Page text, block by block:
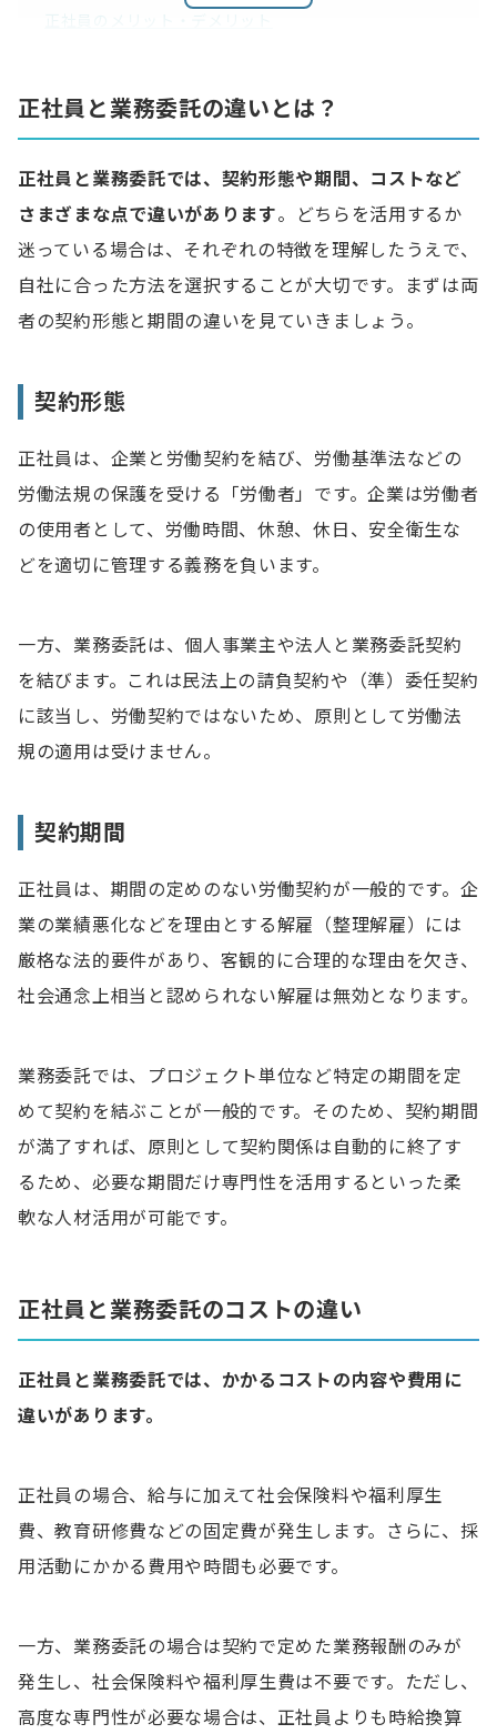
正社員のデメリット
業務委託のメリット・デメリット
業務委託のメリット
業務委託のデメリット
正社員雇用と業務委託契約、どちらを選ぶべきか
業務委託を選んだ方が良いケース
正社員と業務委託に関するよくある質問
Q1.正社員と業務委託はどちらがコストを抑えられま
すか？
Q2.正社員一人当たりの人件費の内訳を教えてくださ
正社員と業務委託の違いとは？
正社員と業務委託では、契約形態や期間、コストなど
さまざまな点で違いがあります。どちらを活用するか
迷っている場合は、それぞれの特徴を理解したうえで、
自社に合った方法を選択することが大切です。まずは両
者の契約形態と期間の違いを見ていきましょう。
契約形態
正社員は、企業と労働契約を結び、労働基準法などの
労働法規の保護を受ける「労働者」です。企業は労働者
の使用者として、労働時間、休憩、休日、安全衛生な
どを適切に管理する義務を負います。
一方、業務委託は、個人事業主や法人と業務委託契約
を結びます。これは民法上の請負契約や（準）委任契約
に該当し、労働契約ではないため、原則として労働法
規の適用は受けません。
契約期間
正社員は、期間の定めのない労働契約が一般的です。企
業の業績悪化などを理由とする解雇（整理解雇）には
厳格な法的要件があり、客観的に合理的な理由を欠き、
社会通念上相当と認められない解雇は無効となります。
業務委託では、プロジェクト単位など特定の期間を定
めて契約を結ぶことが一般的です。そのため、契約期間
が満了すれば、原則として契約関係は自動的に終了す
るため、必要な期間だけ専門性を活用するといった柔
軟な人材活用が可能です。
正社員と業務委託のコストの違い
正社員と業務委託では、かかるコストの内容や費用に
違いがあります。
正社員の場合、給与に加えて社会保険料や福利厚生
費、教育研修費などの固定費が発生します。さらに、採
用活動にかかる費用や時間も必要です。
一方、業務委託の場合は契約で定めた業務報酬のみが
発生し、社会保険料や福利厚生費は不要です。ただし、
高度な専門性が必要な場合は、正社員よりも時給換算